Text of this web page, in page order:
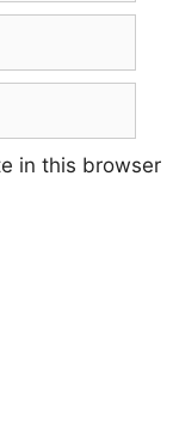
in this browser